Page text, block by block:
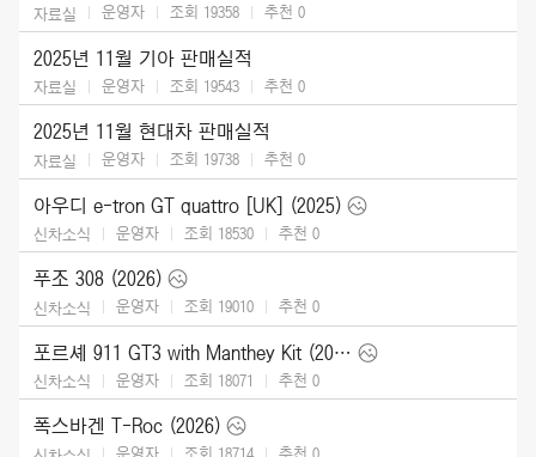
자료실 운영자 조회 19358 추천 0
2025년 11월 기아 판매실적
자료실 운영자 조회 19543 추천 0
2025년 11월 현대차 판매실적
자료실 운영자 조회 19738 추천 0
아우디 e-tron GT quattro [UK] (2025)
신차소식 운영자 조회 18530 추천 0
푸조 308 (2026)
신차소식 운영자 조회 19010 추천 0
포르셰 911 GT3 with Manthey Kit (2026)
신차소식 운영자 조회 18071 추천 0
폭스바겐 T-Roc (2026)
운영자 조회 18714 추천 0